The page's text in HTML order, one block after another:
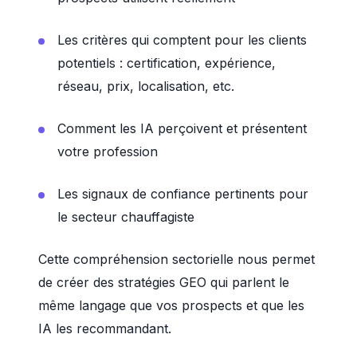
Les critères qui comptent pour les clients
potentiels : certification, expérience,
réseau, prix, localisation, etc.
Comment les IA perçoivent et présentent
votre profession
Les signaux de confiance pertinents pour
le secteur chauffagiste
Cette compréhension sectorielle nous permet
de créer des stratégies GEO qui parlent le
même langage que vos prospects et que les
IA les recommandant.